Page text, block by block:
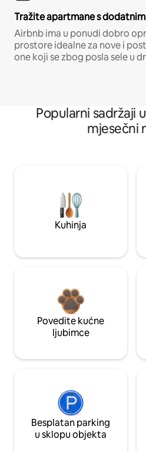
Tražite apartmane s
Airbnb ima u ponudi dobro
prostore idealne za nove i
one koji se zbog posla sele u
Popularni sadržaji
mjesečni
Kuhinja
Povedite kućne
ljubimce
Besplatan parking
u sklopu objekta